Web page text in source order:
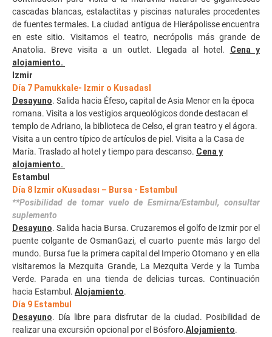
cascadas blancas, estalactitas y piscinas naturales procedentes
de fuentes termales. La ciudad antigua de Hierápolisse encuentra
en este sitio. Visitamos el teatro, necrópolis más grande de
Anatolia. Breve visita a un outlet. Llegada al hotel. Cena y
alojamiento.
Izmir
Día 7 Pamukkale- Izmir o KusadasI
Desayuno. Salida hacia Éfeso, capital de Asia Menor en la época
romana. Visita a los vestigios arqueológicos donde destacan el
templo de Adriano, la biblioteca de Celso, el gran teatro y el ágora.
Visita a un centro típico de artículos de piel. Visita a la Casa de
María. Traslado al hotel y tiempo para descanso. Cena y
alojamiento.
Estambul
Día 8 Izmir oKusadası – Bursa - Estambul
**Posibilidad de tomar vuelo de Esmirna/Estambul, consultar
suplemento
Desayuno. Salida hacia Bursa. Cruzaremos el golfo de Izmir por el
puente colgante de OsmanGazi, el cuarto puente más largo del
mundo. Bursa fue la primera capital del Imperio Otomano y en ella
visitaremos la Mezquita Grande, La Mezquita Verde y la Tumba
Verde. Parada en una tienda de delicias turcas. Continuación
hacia Estambul. Alojamiento.
Día 9 Estambul
Desayuno. Día libre para disfrutar de la ciudad. Posibilidad de
realizar una excursión opcional por el Bósforo.Alojamiento.